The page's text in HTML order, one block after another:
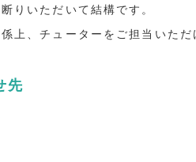
りいただいて結構です。
係上、チューターをご担当いた
先